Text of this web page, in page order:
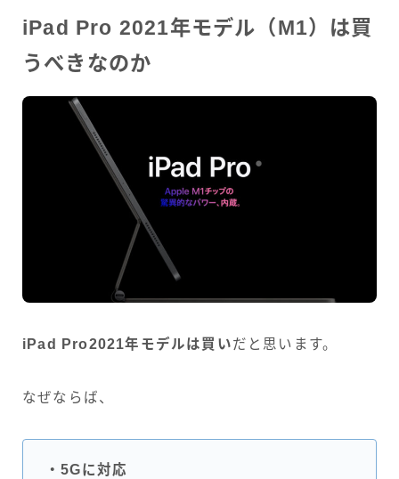
iPad Pro 2021年モデル（M1）は買
うべきなのか
iPad Pro2021年モデルは買いだと思います。
なぜならば、
・5Gに対応